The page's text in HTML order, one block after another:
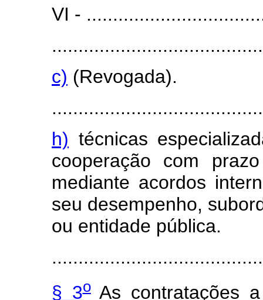
VI -
c) (Revogada).
h) técnicas
cooperação com
mediante acordos
seu desempenho,
ou entidade pública.
§ 3oAs contratações